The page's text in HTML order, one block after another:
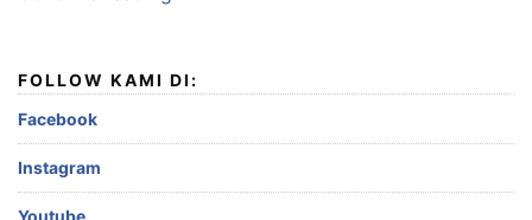
FOLLOW KAMI DI:
Facebook
Instagram
Youtube